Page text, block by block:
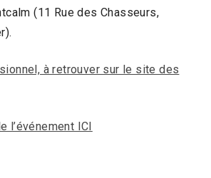
(11 Rue des Chasseurs,
à retrouver sur le site des
l’événement ICI